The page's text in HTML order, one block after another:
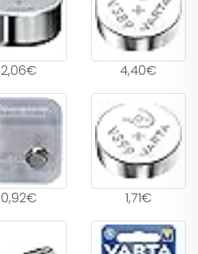
2,06€
4,40€
0,92€ 1,71€